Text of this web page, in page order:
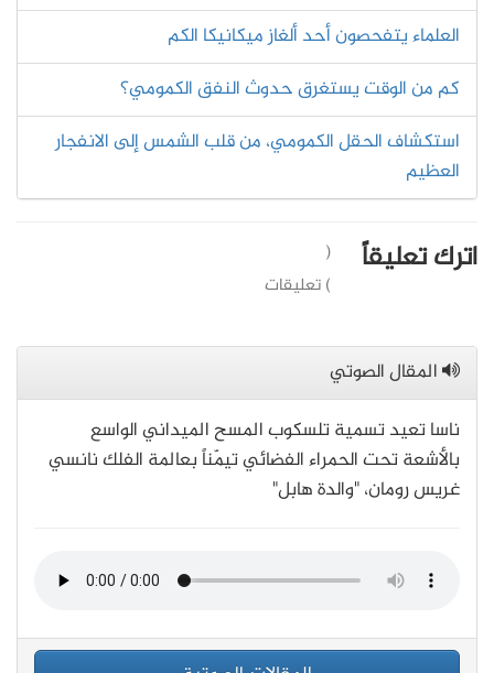
العلماء يتفحصون أحد ألغاز ميكانيكا الكم
كم من الوقت يستغرق حدوث النفق الكمومي؟
استكشاف الحقل الكمومي، من قلب الشمس إلى الانفجار
العظيم
اترك تعليقاً
(
) تعليقات
المقال الصوتي
ناسا تعيد تسمية تلسكوب المسح الميداني الواسع
بالأشعة تحت الحمراء الفضائي تيمّناً بعالمة الفلك نانسي
غريس رومان، "والدة هابل"